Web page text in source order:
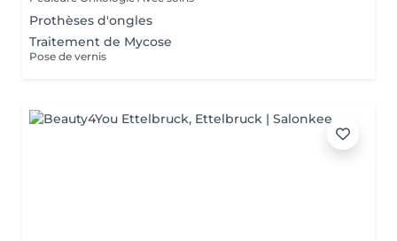
Prothèses d'ongles
Traitement de Mycose
Pose de vernis